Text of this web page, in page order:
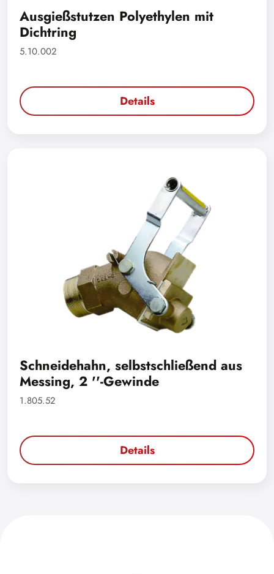
Ausgießstutzen Polyethylen mit
Dichtring
5.10.002
Details
Schneidehahn, selbstschließend aus
Messing, 2 ''-Gewinde
1.805.52
Details